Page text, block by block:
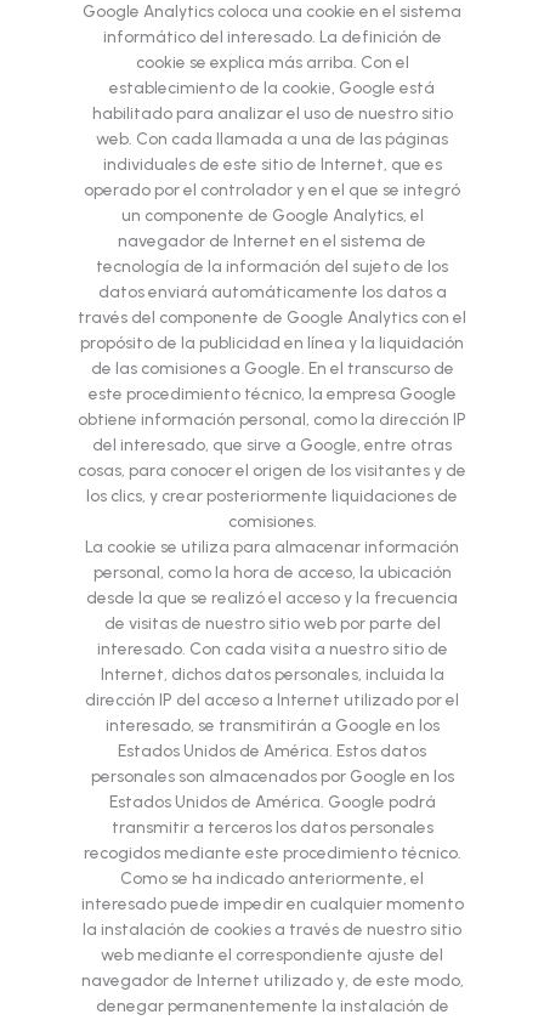
Google Analytics coloca una cookie en el sistema
informático del interesado. La definición de
cookie se explica más arriba. Con el
establecimiento de la cookie, Google está
habilitado para analizar el uso de nuestro sitio
web. Con cada llamada a una de las páginas
individuales de este sitio de Internet, que es
operado por el controlador y en el que se integró
un componente de Google Analytics, el
navegador de Internet en el sistema de
tecnología de la información del sujeto de los
datos enviará automáticamente los datos a
través del componente de Google Analytics con el
propósito de la publicidad en línea y la liquidación
de las comisiones a Google. En el transcurso de
este procedimiento técnico, la empresa Google
obtiene información personal, como la dirección IP
del interesado, que sirve a Google, entre otras
cosas, para conocer el origen de los visitantes y de
los clics, y crear posteriormente liquidaciones de
comisiones.
La cookie se utiliza para almacenar información
personal, como la hora de acceso, la ubicación
desde la que se realizó el acceso y la frecuencia
de visitas de nuestro sitio web por parte del
interesado. Con cada visita a nuestro sitio de
Internet, dichos datos personales, incluida la
dirección IP del acceso a Internet utilizado por el
interesado, se transmitirán a Google en los
Estados Unidos de América. Estos datos
personales son almacenados por Google en los
Estados Unidos de América. Google podrá
transmitir a terceros los datos personales
recogidos mediante este procedimiento técnico.
Como se ha indicado anteriormente, el
interesado puede impedir en cualquier momento
la instalación de cookies a través de nuestro sitio
web mediante el correspondiente ajuste del
navegador de Internet utilizado y, de este modo,
denegar permanentemente la instalación de